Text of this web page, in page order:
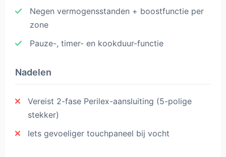
Negen vermogensstanden + boostfunctie per
zone
Pauze-, timer- en kookduur-functie
Nadelen
Vereist 2-fase Perilex-aansluiting (5-polige
stekker)
Iets gevoeliger touchpaneel bij vocht